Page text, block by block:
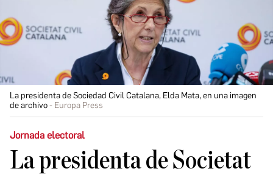
La presidenta de Sociedad Civil Catalana, Elda Mata, en una imagen
de archivo
Europa Press
Jornada electoral
La presidenta de Societat